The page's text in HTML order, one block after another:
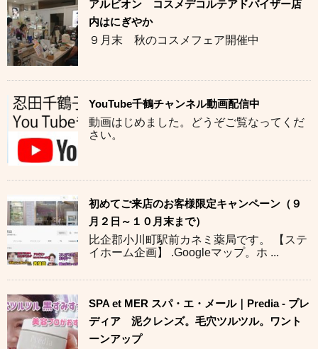
アルビオン コスメデコルテアドバイザー店
内はにぎやか
９月末 秋のコスメフェア開催中
YouTube千鶴チャンネル動画配信中
動画はじめました。どうぞご覧なってくだ
さい。
初めてご来店のお客様限定キャンペーン（９
月２日～１０月末まで）
比企郡小川町駅前カネミ薬局です。 【ステ
イホーム企画】 .Googleマップ。ホ ...
SPA et MER スパ・エ・メール｜Predia - プレ
ディア 泥クレンズ。毛穴ツルツル。ワント
ーンアップ